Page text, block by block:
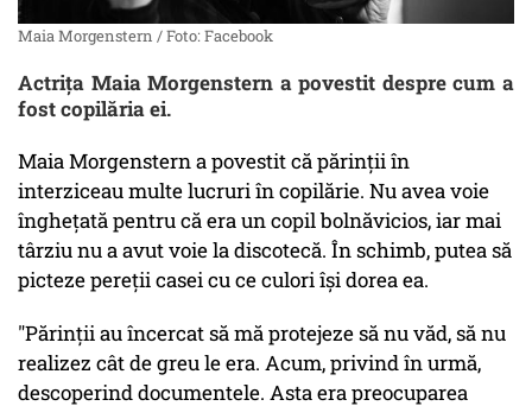
Maia Morgenstern / Foto: Facebook
Actrița Maia Morgenstern a povestit despre cum a
fost copilăria ei.
Maia Morgenstern a povestit că părinții în
interziceau multe lucruri în copilărie. Nu avea voie
înghețată pentru că era un copil bolnăvicios, iar mai
târziu nu a avut voie la discotecă. În schimb, putea să
picteze pereții casei cu ce culori își dorea ea.
"Părinții au încercat să mă protejeze să nu văd, să nu
realizez cât de greu le era. Acum, privind în urmă,
descoperind documentele. Asta era preocuparea